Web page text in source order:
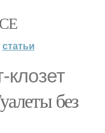
статьи
без